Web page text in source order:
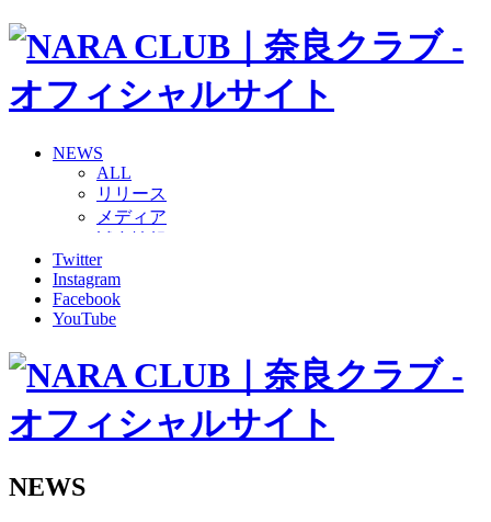
NEWS
ALL
リリース
メディア
グッズ
ファンコミュニティ
普及・育成
ホームタウン
その他
2026/27トップチーム
2026/27トップチームスタッフ
Twitter
Instagram
Facebook
YouTube
NEWS